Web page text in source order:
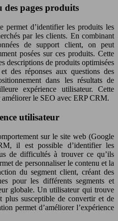
pages produits
permet d’identifier les produits les
par les clients. En combinant
de support client, on peut
posées sur ces produits. Cette
descriptions de produits optimisées
des réponses aux questions des
dans les résultats de
expérience utilisateur. Cette
le SEO avec ERP CRM.
utilisateur
sur le site web (Google
il est possible d’identifier les
de difficultés à trouver ce qu’ils
de personnaliser le contenu et la
du segment client, créant des
pour les différents segments et
globale. Un utilisateur qui trouve
plus susceptible de convertir et de
permet d’améliorer l’expérience